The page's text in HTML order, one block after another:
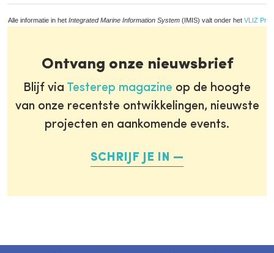
Alle informatie in het Integrated Marine Information System (IMIS) valt onder het VLIZ
Ontvang onze nieuwsbrief
Blijf via Testerep magazine op de hoogte
van onze recentste ontwikkelingen, nieuwste
projecten en aankomende events.
SCHRIJF JE IN